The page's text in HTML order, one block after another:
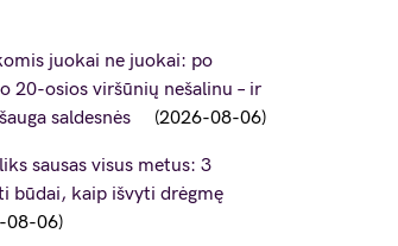
juokai ne juokai: po
20-osios viršūnių nešalinu – ir
saldesnės
2026-08-06
sausas visus metus: 3
būdai, kaip išvyti drėgmę
08-06